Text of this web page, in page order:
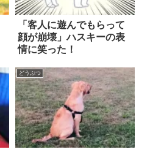
「客人に遊んでもらって
顔が崩壊」ハスキーの表
情に笑った！
どうぶつ